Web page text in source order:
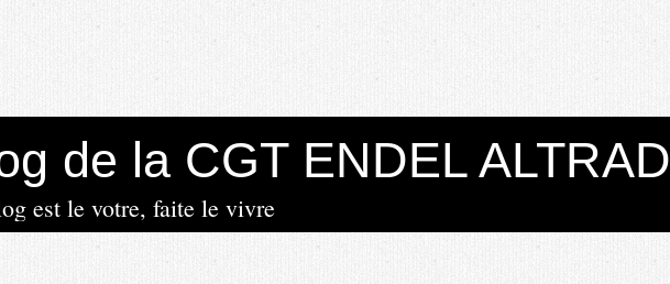
de la CGT ENDEL ALTRAD
est le votre, faite le vivre